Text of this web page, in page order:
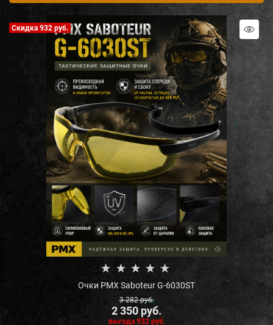
Скидка 932 руб.
Очки PMX Saboteur G-6030ST
3 282 руб.
2 350 руб.
выгода 932 руб.